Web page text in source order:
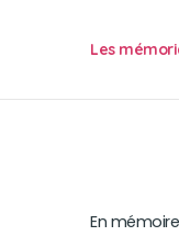
Les
En